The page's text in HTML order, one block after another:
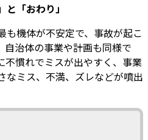
「おわり」
も機体が不安定で、事故が起こ
自治体の事業や計画も同様で
不慣れでミスが出やすく、事業
なミス、不満、ズレなどが噴出